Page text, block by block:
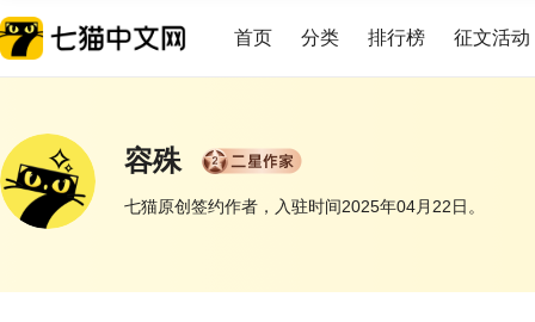
首页 分类 排行榜 征文活动
容殊
七猫原创签约作者，入驻时间2025年04月22日。